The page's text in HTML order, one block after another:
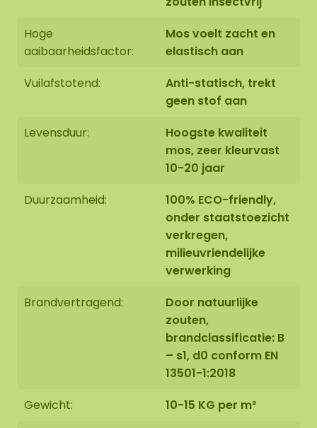
van het aangeschaft mospuzzel kan daardoor
met een formaat van 100 x 65 cm.
Andere wensen?
Wilt u een andere afmeting, een specifieke
samenstelling of gebruik maken van ons
montageteam? Neem gerust contact met ons op
of gebruik het
offerteformulier onderaan deze pagina.
Hoge
aaibaarheidsfactor:
Mos voelt zacht en
elastisch aan
Vuilafstotend:
Anti-statisch, trekt
geen stof aan
Levensduur:
Hoogste kwaliteit
mos, zeer kleurvast
10-20 jaar
Duurzaamheid:
100% ECO-friendly,
onder staatstoezicht
verkregen,
milieuvriendelijke
verwerking
Brandvertragend:
Door natuurlijke
zouten,
brandclassificatie: B
– s1, d0 conform EN
13501-1:2018
Gewicht:
10-15 KG per m²